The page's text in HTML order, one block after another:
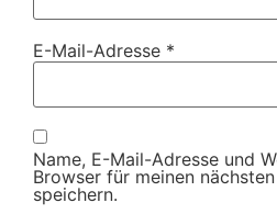
E-Mail-Adresse *
Name, E-Mail-Adresse und
Browser für meinen
speichern.